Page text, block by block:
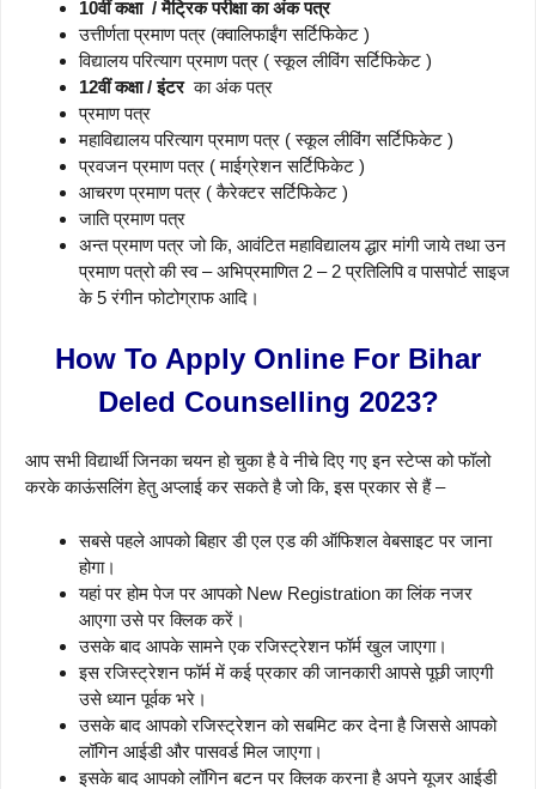
10वीं कक्षा / मैट्रिक परीक्षा का अंक पत्र
उत्तीर्णता प्रमाण पत्र (क्वालिफाईंग सर्टिफिकेट )
विद्यालय परित्याग प्रमाण पत्र ( स्कूल लीविंग सर्टिफिकेट )
12वीं कक्षा / इंटर का अंक पत्र
प्रमाण पत्र
महाविद्यालय परित्याग प्रमाण पत्र ( स्कूल लीविंग सर्टिफिकेट )
प्रवजन प्रमाण पत्र ( माईग्रेशन सर्टिफिकेट )
आचरण प्रमाण पत्र ( कैरेक्टर सर्टिफिकेट )
जाति प्रमाण पत्र
अन्त प्रमाण पत्र जो कि, आवंटित महाविद्यालय द्धार मांगी जाये तथा उन
प्रमाण पत्रो की स्व – अभिप्रमाणित 2 – 2 प्रतिलिपि व पासपोर्ट साइज
के 5 रंगीन फोटोग्राफ आदि।
How To Apply Online For Bihar
Deled Counselling 2023?
आप सभी विद्यार्थी जिनका चयन हो चुका है वे नीचे दिए गए इन स्टेप्स को फॉलो
करके काऊंसलिंग हेतु अप्लाई कर सकते है जो कि, इस प्रकार से हैं –
सबसे पहले आपको बिहार डी एल एड की ऑफिशल वेबसाइट पर जाना
होगा।
यहां पर होम पेज पर आपको New Registration का लिंक नजर
आएगा उसे पर क्लिक करें।
उसके बाद आपके सामने एक रजिस्ट्रेशन फॉर्म खुल जाएगा।
इस रजिस्ट्रेशन फॉर्म में कई प्रकार की जानकारी आपसे पूछी जाएगी
उसे ध्यान पूर्वक भरे।
उसके बाद आपको रजिस्ट्रेशन को सबमिट कर देना है जिससे आपको
लॉगिन आईडी और पासवर्ड मिल जाएगा।
इसके बाद आपको लॉगिन बटन पर क्लिक करना है अपने यूजर आईडी